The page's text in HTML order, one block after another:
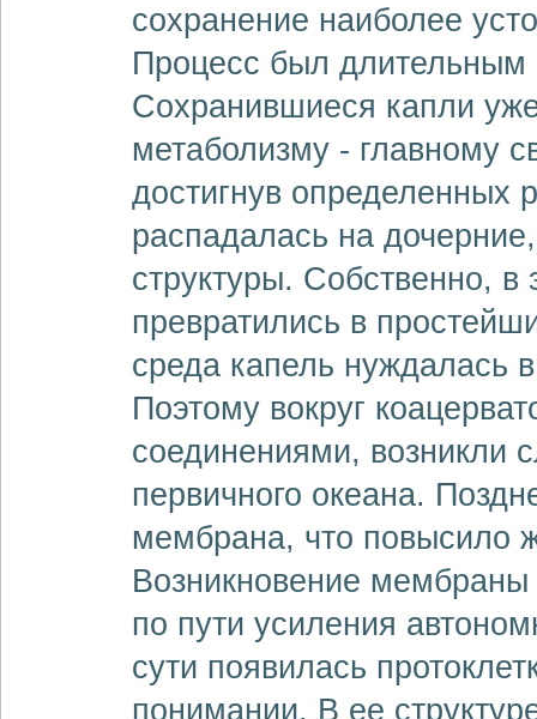
сохранение наиболее
Процесс был
Сохранившиеся капли
метаболизму - главному
достигнув определенных
распадалась на
структуры. Собственно, в
превратились в
среда капель нуждалась
Поэтому вокруг
соединениями, возникли
первичного океана.
мембрана, что повысило
Возникновение
по пути усиления
сути появилась
понимании. В ее